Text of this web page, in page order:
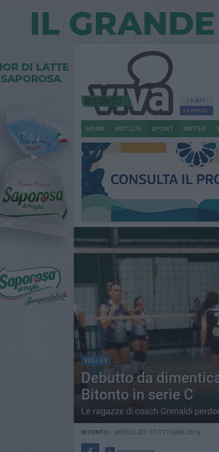
17.877
FANPAGE
HOME NOTIZIE SPORT METEO
VOLLEY
Debutto da
Bitonto in serie C
Le ragazze di coach Grimaldi
BITONTO - MERCOLEDÌ 17 OTTOBRE 2018